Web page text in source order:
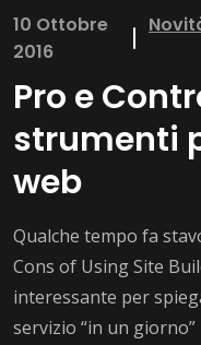
10 Ottobre
2016
Pro e
strumenti
web
Qualche tempo fa
Cons of Using Site
interessante per
servizio “in un